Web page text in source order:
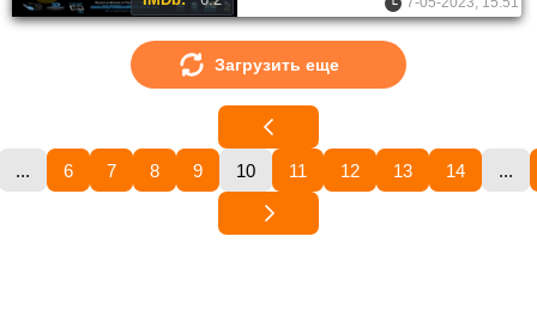
Загрузить еще
... 6 7 8 9 10 11 12 13 14 ...